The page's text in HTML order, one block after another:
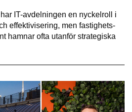
IT-avdelningen en nyckelroll i
effektivisering, men fastighets-
hamnar ofta utanför strategiska